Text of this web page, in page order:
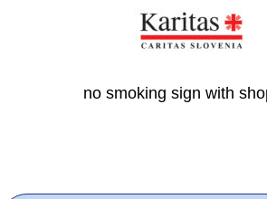
no smoking sign with